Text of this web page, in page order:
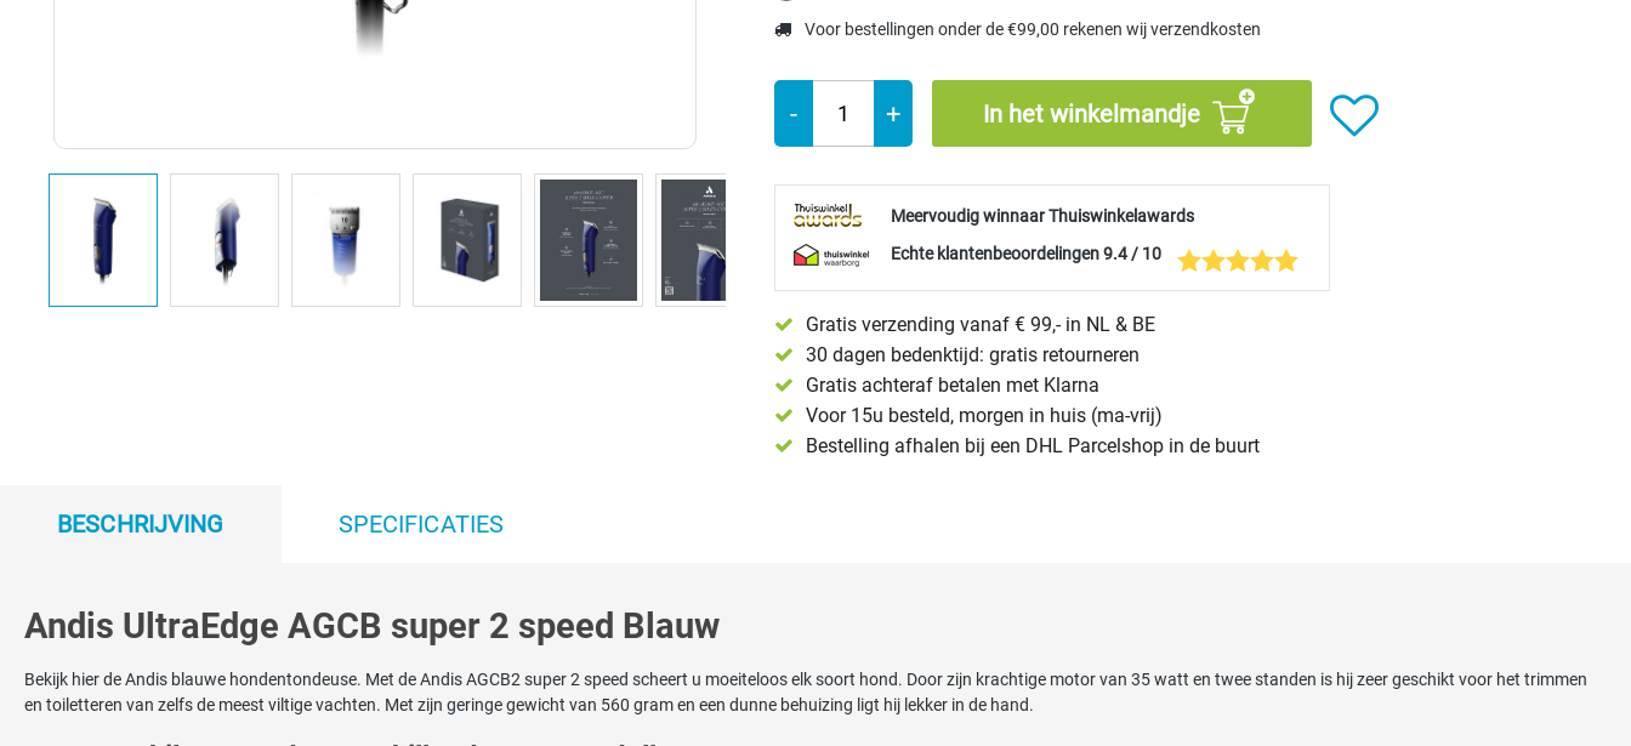
Voor bestellingen onder de €99,00 rekenen wij verzendkosten
- + In het winkelmandje
Meervoudig winnaar Thuiswinkelawards
Echte klantenbeoordelingen 9.4 / 10
Gratis verzending vanaf € 99,- in NL & BE
30 dagen bedenktijd: gratis retourneren
Gratis achteraf betalen met Klarna
Voor 15u besteld, morgen in huis (ma-vrij)
Bestelling afhalen bij een DHL Parcelshop in de buurt
BESCHRIJVING SPECIFICATIES
Andis UltraEdge AGCB super 2 speed Blauw
Bekijk hier de Andis blauwe hondentondeuse. Met de Andis AGCB2 super 2 speed scheert u moeiteloos elk soort hond. Door zijn krachtige motor van 35 watt en twee standen is hij zeer geschikt voor het trimmen
en toiletteren van zelfs de meest viltige vachten. Met zijn geringe gewicht van 560 gram en een dunne behuizing ligt hij lekker in de hand.